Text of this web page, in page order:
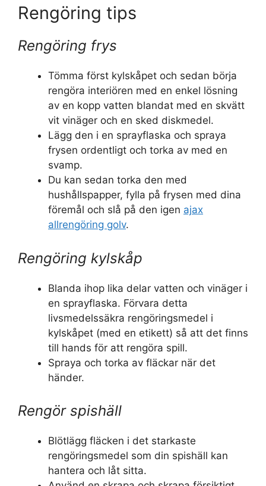
Rengöring tips
Rengöring frys
Tömma först kylskåpet och sedan börja
rengöra interiören med en enkel lösning
av en kopp vatten blandat med en skvätt
vit vinäger och en sked diskmedel.
Lägg den i en sprayflaska och spraya
frysen ordentligt och torka av med en
svamp.
Du kan sedan torka den med
hushållspapper, fylla på frysen med dina
föremål och slå på den igen ajax
allrengöring golv.
Rengöring kylskåp
Blanda ihop lika delar vatten och vinäger i
en sprayflaska. Förvara detta
livsmedelssäkra rengöringsmedel i
kylskåpet (med en etikett) så att det finns
till hands för att rengöra spill.
Spraya och torka av fläckar när det
händer.
Rengör spishäll
Blötlägg fläcken i det starkaste
rengöringsmedel som din spishäll kan
hantera och låt sitta.